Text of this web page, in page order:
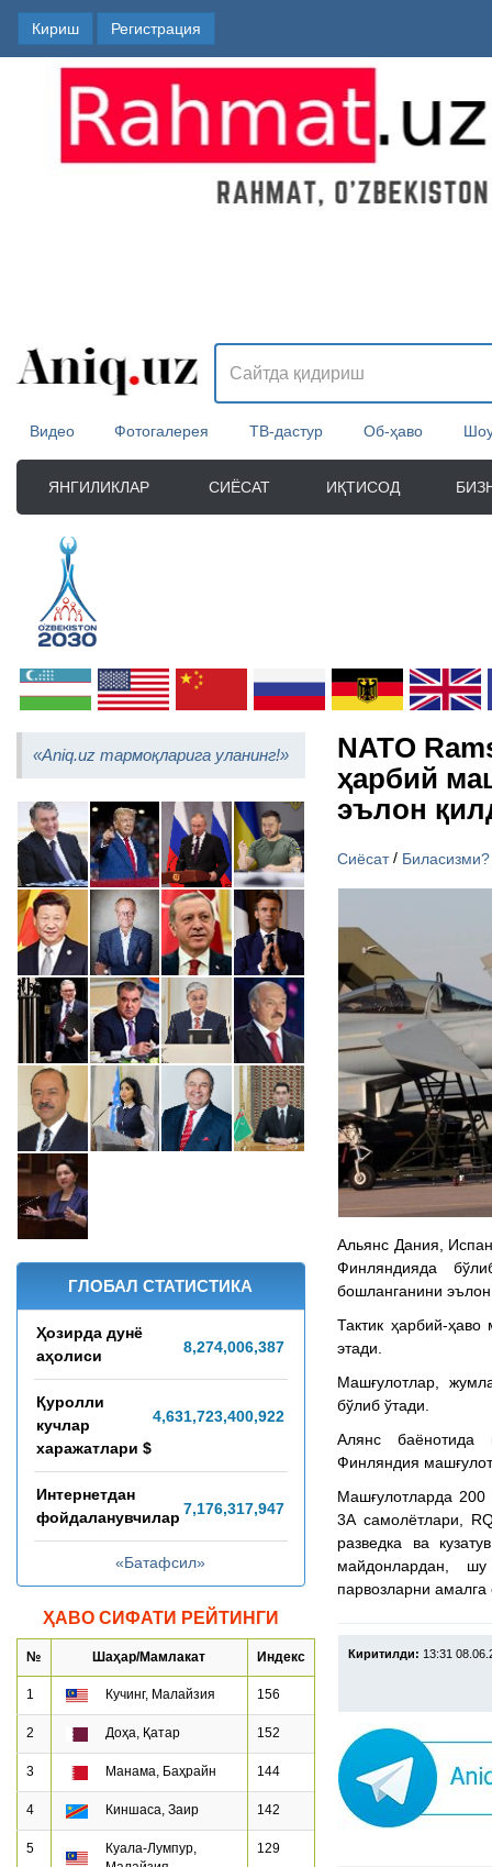
Кириш Регистрация
Видео Фотогалерея ТВ-дастур Об-ҳаво
ЯНГИЛИКЛАР СИЁСАТ ИҚТИСОД
«Aniq.uz тармоқларига уланинг!»
ГЛОБАЛ СТАТИСТИКА
8,274,006,389
Ҳозирда дунё
аҳолиси
4,631,723,455,979
Қуролли
кучлар
харажатлари $
7,176,317,962
Интернетдан
фойдаланувчилар
«Батафсил»
ҲАВО СИФАТИ РЕЙТИНГИ
№ Шаҳар/Мамлакат Индекс
1 Кучинг, Малайзия 156
2 Доҳа, Қатар 152
3 Манама, Баҳрайн 144
4 Киншаса, Заир 142
5
Куала-Лумпур,
129
NATO
ҳарбий
эълон
Сиёсат/ Биласизми?
Альянс Дания,
Финляндияда
бошланганини
Тактик ҳарбий-
этади.​
Машғулотлар,
бўлиб ўтади.
​Алянс баёнотида
Финляндия
Машғулотларда 200
3A самолётлари,
разведка ва
майдонлардан, шу
парвозларни
Киритилди: 13:31